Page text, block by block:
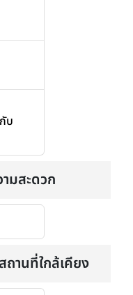
บ
มสะดวก
ถานที่ใกล้เคียง